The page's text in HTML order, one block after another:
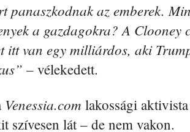
panaszkodnak az emberek.
a gazdagokra? A Clooney
itt van egy milliárdos, aki
–vélekedett.
Venessia.com lakossági
szívesen lát – de nem vakon.